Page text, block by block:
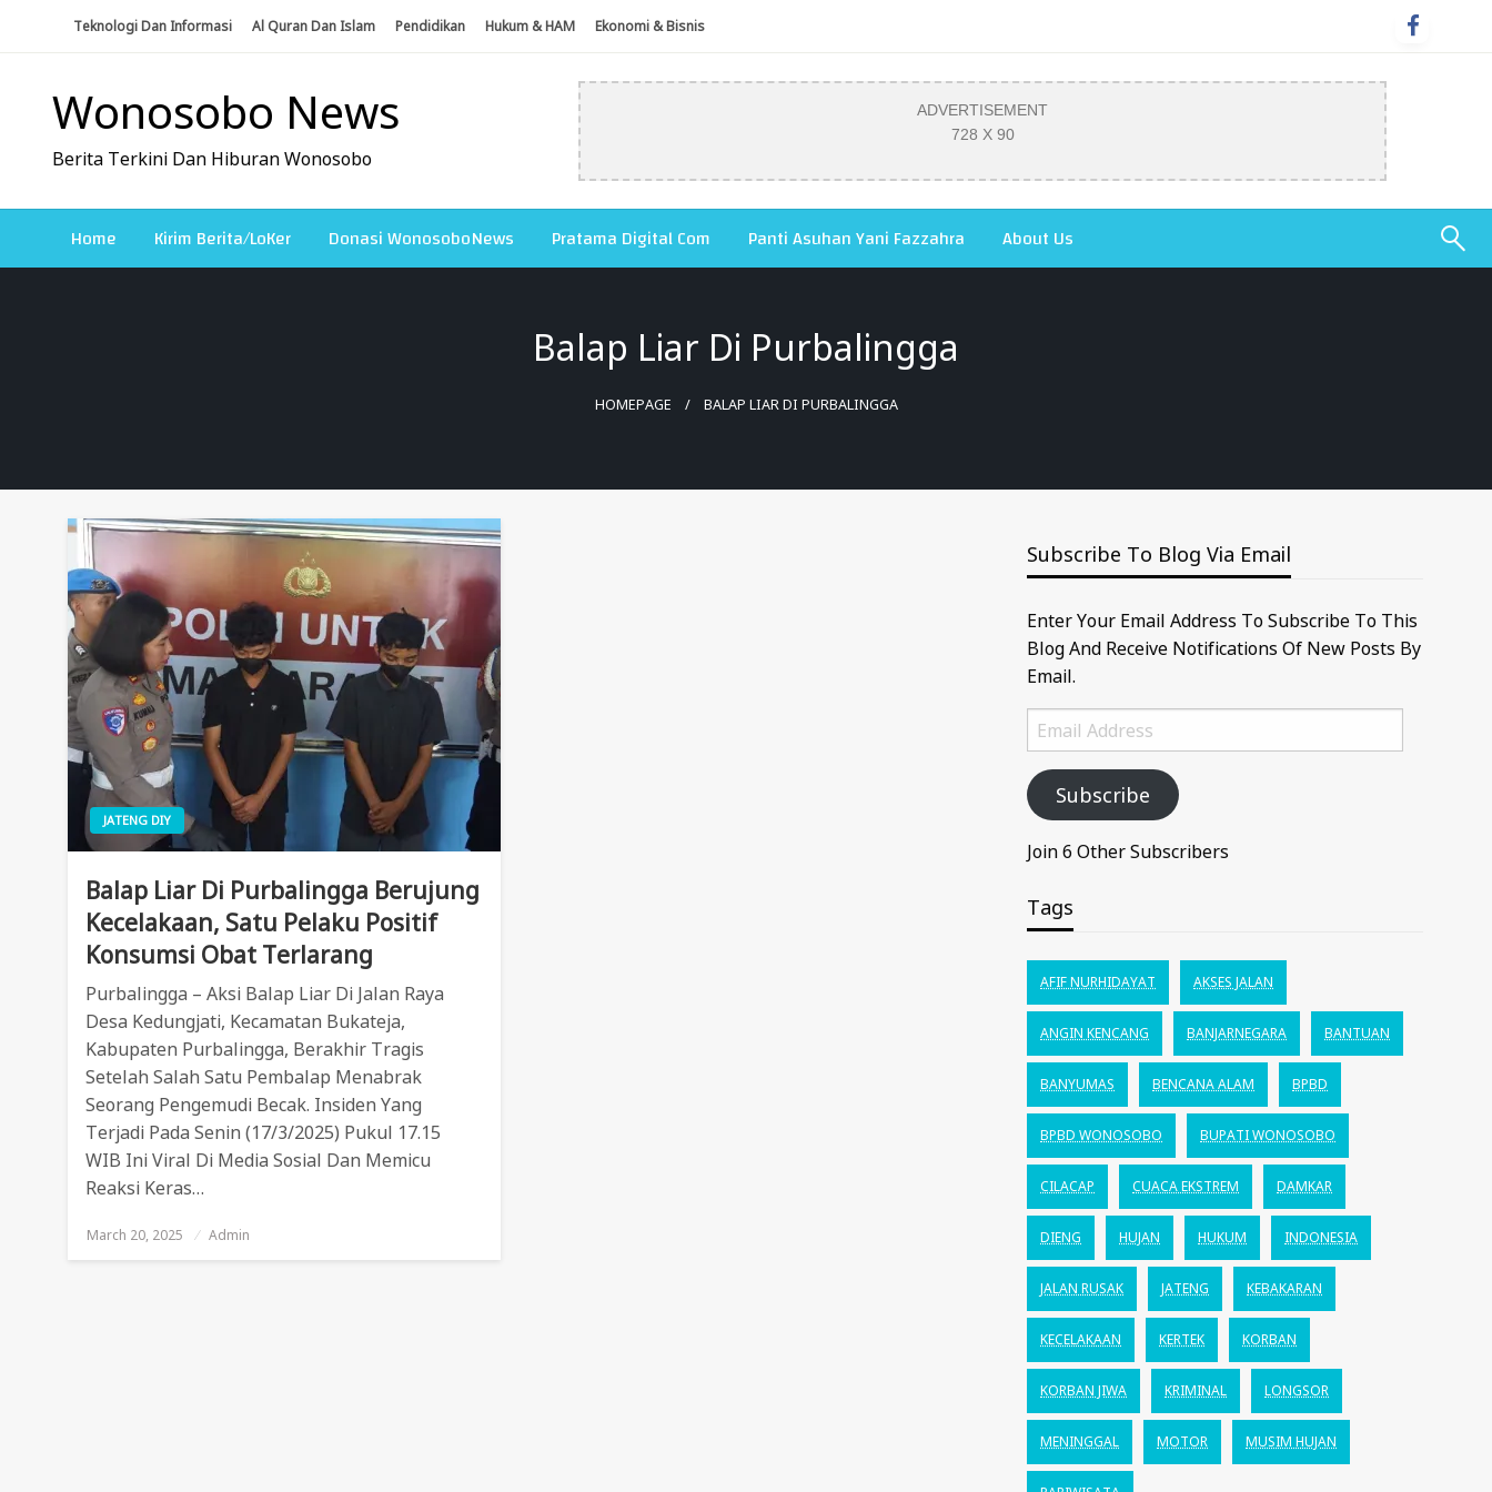
Teknologi Dan Informasi Al Quran Dan Islam Pendidikan Hukum & HAM Ekonomi & Bisnis
Wonosobo News
Berita Terkini Dan Hiburan Wonosobo
ADVERTISEMENT
728 X 90
Home Kirim Berita/LoKer Donasi WonosoboNews Pratama Digital Com Panti Asuhan Yani Fazzahra About Us
Balap Liar Di Purbalingga
HOMEPAGE BALAP LIAR DI PURBALINGGA
JATENG DIY
Balap Liar Di Purbalingga Berujung
Kecelakaan, Satu Pelaku Positif
Konsumsi Obat Terlarang
Purbalingga – Aksi Balap Liar Di Jalan Raya
Desa Kedungjati, Kecamatan Bukateja,
Kabupaten Purbalingga, Berakhir Tragis
Setelah Salah Satu Pembalap Menabrak
Seorang Pengemudi Becak. Insiden Yang
Terjadi Pada Senin (17/3/2025) Pukul 17.15
WIB Ini Viral Di Media Sosial Dan Memicu
Reaksi Keras…
Posted
March 20, 2025 Admin
Subscribe To Blog Via Email
Enter Your Email Address To Subscribe To This
Blog And Receive Notifications Of New Posts By
Email.
Email
Address
Subscribe
Join 6 Other Subscribers
Tags
AFIF NURHIDAYAT AKSES JALAN
ANGIN KENCANG BANJARNEGARA BANTUAN
BANYUMAS BENCANA ALAM BPBD
BPBD WONOSOBO BUPATI WONOSOBO
CILACAP CUACA EKSTREM DAMKAR
DIENG HUJAN HUKUM INDONESIA
JALAN RUSAK JATENG KEBAKARAN
KECELAKAAN KERTEK KORBAN
KORBAN JIWA KRIMINAL LONGSOR
MENINGGAL MOTOR MUSIM HUJAN